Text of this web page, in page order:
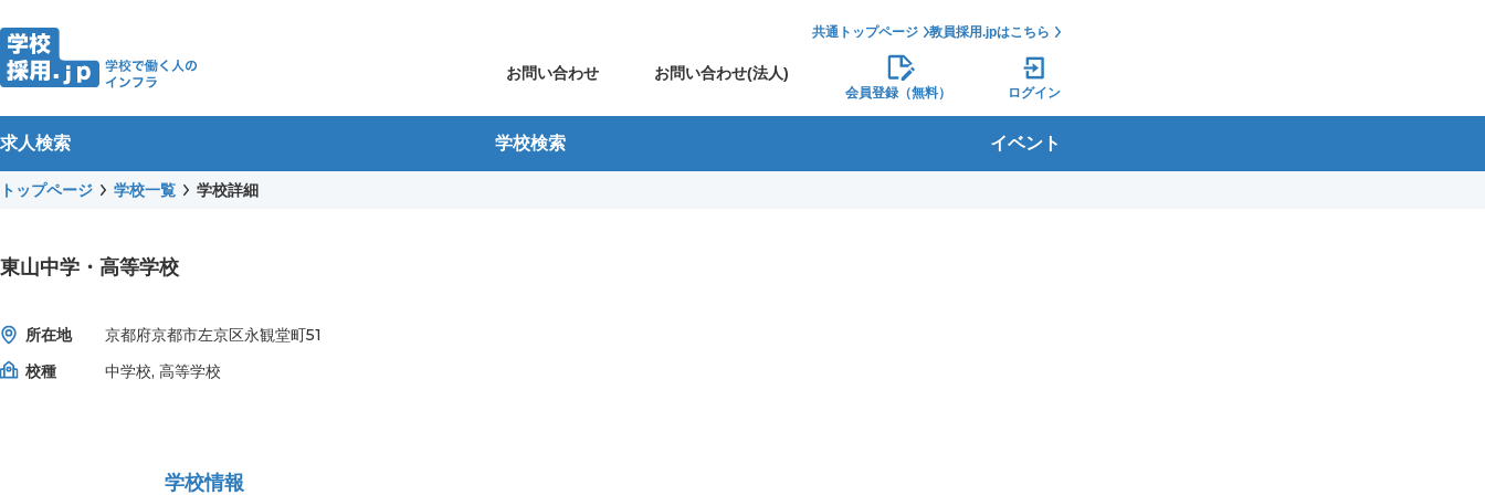
共通トップページ 教員採用.jpはこちら
お問い合わせ お問い合わせ(法人)
会員登録（無料） ログイン
求人検索 学校検索 イベント
トップページ 学校一覧 学校詳細
東山中学・高等学校
所在地
京都府京都市左京区永観堂町51
校種
中学校, 高等学校
学校情報